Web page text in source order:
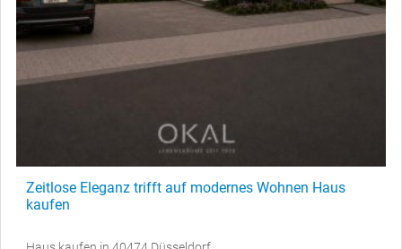
Zeitlose Eleganz trifft auf modernes Wohnen Haus
kaufen